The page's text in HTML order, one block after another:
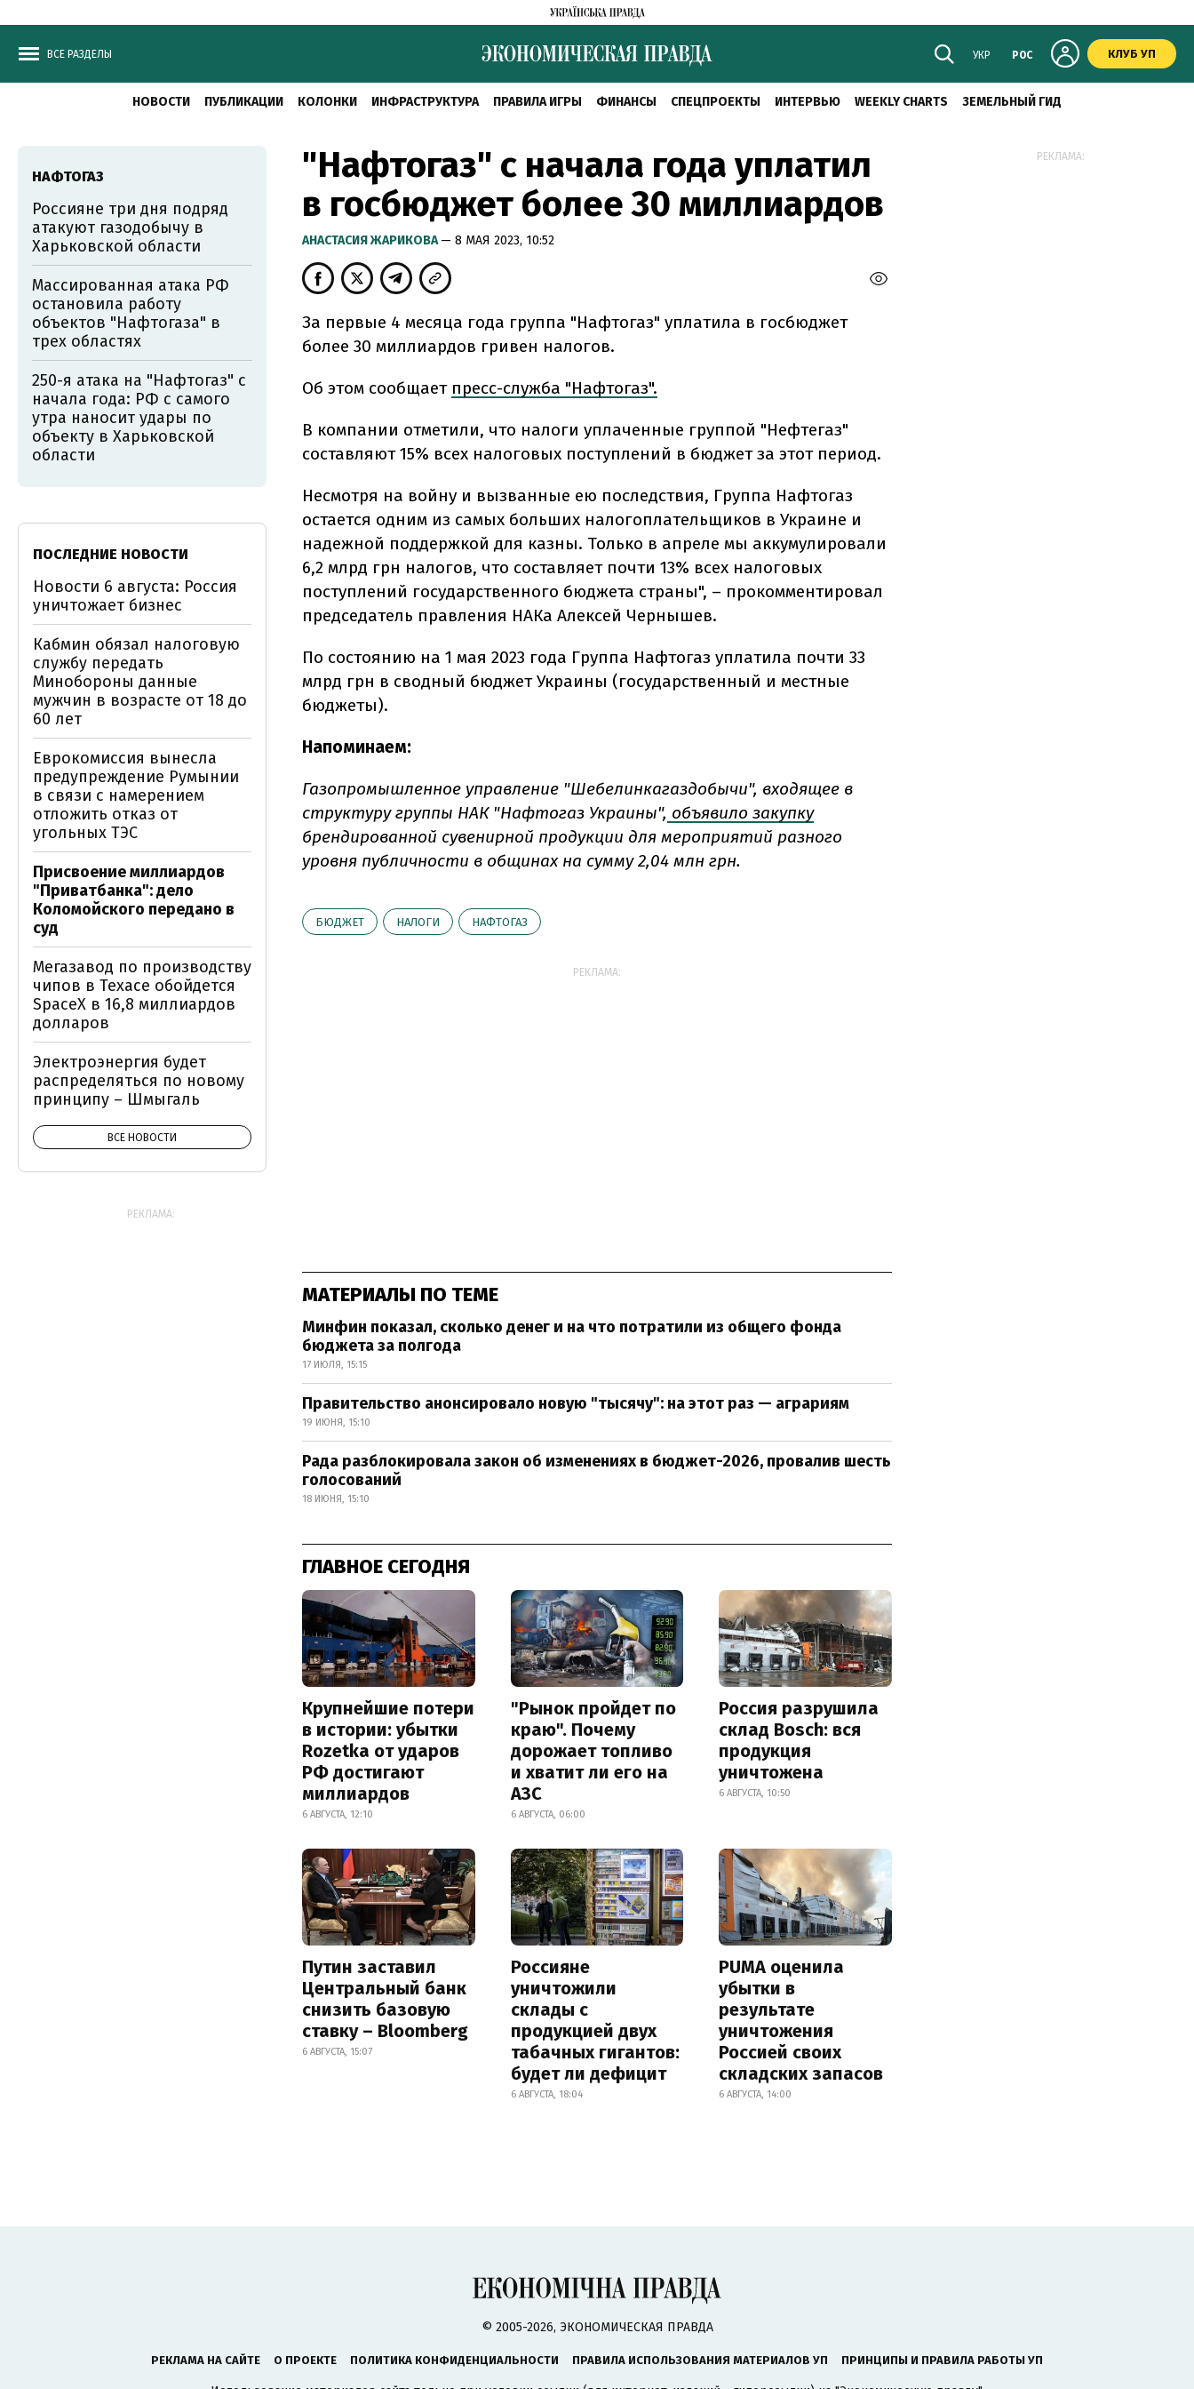
ВСЕ РАЗДЕЛЫ УКР РОС КЛУБ УП
НОВОСТИ ПУБЛИКАЦИИ КОЛОНКИ ИНФРАСТРУКТУРА ПРАВИЛА ИГРЫ ФИНАНСЫ СПЕЦПРОЕКТЫ ИНТЕРВЬЮ WEEKLY CHARTS ЗЕМЕЛЬНЫЙ ГИД
"Нафтогаз" с начала года уплатил
в госбюджет более 30 миллиардов
АНАСТАСИЯ ЖАРИКОВА— 8 МАЯ 2023, 10:52
За первые 4 месяца года группа "Нафтогаз" уплатила в госбюджет
более 30 миллиардов гривен налогов.
Об этом сообщает пресс-служба "Нафтогаз".
В компании отметили, что налоги уплаченные группой "Нефтегаз"
составляют 15% всех налоговых поступлений в бюджет за этот период.
Несмотря на войну и вызванные ею последствия, Группа Нафтогаз
остается одним из самых больших налогоплательщиков в Украине и
надежной поддержкой для казны. Только в апреле мы аккумулировали
6,2 млрд грн налогов, что составляет почти 13% всех налоговых
поступлений государственного бюджета страны", – прокомментировал
председатель правления НАКа Алексей Чернышев.
По состоянию на 1 мая 2023 года Группа Нафтогаз уплатила почти 33
млрд грн в сводный бюджет Украины (государственный и местные
бюджеты).
Напоминаем:
Газопромышленное управление "Шебелинкагаздобычи", входящее в
структуру группы НАК "Нафтогаз Украины", объявило закупку
брендированной сувенирной продукции для мероприятий разного
уровня публичности в общинах на сумму 2,04 млн грн.
БЮДЖЕТ НАЛОГИ НАФТОГАЗ
РЕКЛАМА:
МАТЕРИАЛЫ ПО ТЕМЕ
Минфин показал, сколько денег и на что потратили из общего фонда
бюджета за полгода
17 ИЮЛЯ, 15:15
Правительство анонсировало новую "тысячу": на этот раз — аграриям
19 ИЮНЯ, 15:10
Рада разблокировала закон об изменениях в бюджет-2026, провалив шесть
голосований
18 ИЮНЯ, 15:10
ГЛАВНОЕ СЕГОДНЯ
Крупнейшие потери
в истории: убытки
Rozetka от ударов
РФ достигают
миллиардов
6 АВГУСТА, 12:10
"Рынок пройдет по
краю". Почему
дорожает топливо
и хватит ли его на
АЗС
6 АВГУСТА, 06:00
Россия разрушила
склад Bosch: вся
продукция
уничтожена
6 АВГУСТА, 10:50
Путин заставил
Центральный банк
снизить базовую
ставку – Bloomberg
6 АВГУСТА, 15:07
Россияне
уничтожили
склады с
продукцией двух
табачных гигантов:
будет ли дефицит
6 АВГУСТА, 18:04
PUMA оценила
убытки в
результате
уничтожения
Россией своих
складских запасов
6 АВГУСТА, 14:00
НАФТОГАЗ
Россияне три дня подряд
атакуют газодобычу в
Харьковской области
Массированная атака РФ
остановила работу
объектов "Нафтогаза" в
трех областях
250-я атака на "Нафтогаз" с
начала года: РФ с самого
утра наносит удары по
объекту в Харьковской
области
ПОСЛЕДНИЕ НОВОСТИ
Новости 6 августа: Россия
уничтожает бизнес
Кабмин обязал налоговую
службу передать
Минобороны данные
мужчин в возрасте от 18 до
60 лет
Еврокомиссия вынесла
предупреждение Румынии
в связи с намерением
отложить отказ от
угольных ТЭС
Присвоение миллиардов
"Приватбанка": дело
Коломойского передано в
суд
Мегазавод по производству
чипов в Техасе обойдется
SpaceX в 16,8 миллиардов
долларов
Электроэнергия будет
распределяться по новому
принципу – Шмыгаль
ВСЕ НОВОСТИ
РЕКЛАМА:
РЕКЛАМА:
© 2005-2026, ЭКОНОМИЧЕСКАЯ ПРАВДА
РЕКЛАМА НА САЙТЕ О ПРОЕКТЕ ПОЛИТИКА КОНФИДЕНЦИАЛЬНОСТИ ПРАВИЛА ИСПОЛЬЗОВАНИЯ МАТЕРИАЛОВ УП ПРИНЦИПЫ И ПРАВИЛА РАБОТЫ УП